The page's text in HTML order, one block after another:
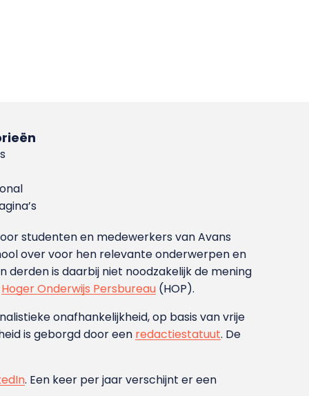
studenten en medewerkers van Avans
over voor hen relevante onderwerpen en
is daarbij niet noodzakelijk de mening
Hoger Onderwijs Persbureau (HOP).
onafhankelijkheid, op basis van vrije
is geborgd door een redactiestatuut. De
. Een keer per jaar verschijnt er een